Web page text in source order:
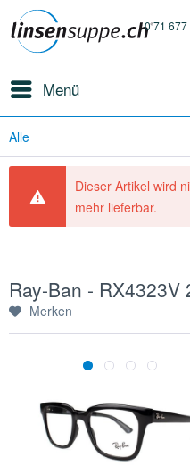
0 71
Menü
Alle
Dieser Artikel wird
mehr lieferbar.
Ray-Ban - RX4323V
Merken